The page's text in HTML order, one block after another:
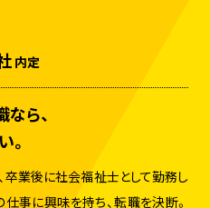
内定
ら、
。
業後に社会福祉士として勤務し
事に興味を持ち、転職を決断。